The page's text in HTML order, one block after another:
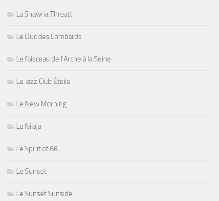
La Shawna Threatt
Le Duc des Lombards
Le faisceau de l'Arche à la Seine
Le Jazz Club Étoile
Le New Morning
Le Nilaja
Le Spirit of 66
Le Sunset
Le Sunset Sunside